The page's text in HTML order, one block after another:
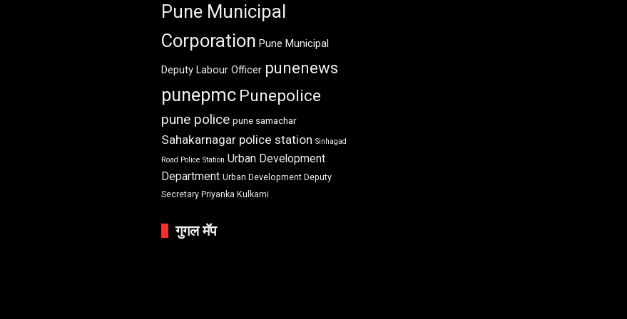
Pune Municipal
Corporation Pune Municipal
Deputy Labour Officer punenews
punepmc Punepolice
pune police pune samachar
Sahakarnagar police station Sinhagad
Road Police Station Urban Development
Department Urban Development Deputy
Secretary Priyanka Kulkarni
गुगल मॅप